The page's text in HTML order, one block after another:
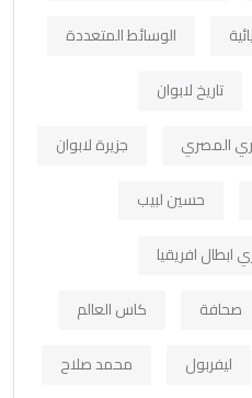
الوسائط المتعددة
تاريخ لابوان
المصري
جزيرة لابوان
حسين لبيب
ابطال افريقيا
صحافة
كاس العالم
ليفربول محمد صلاح